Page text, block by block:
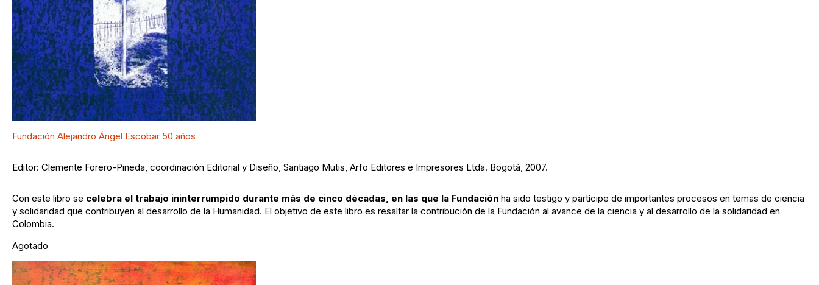
Fundación Alejandro Ángel Escobar 50 años
Editor: Clemente Forero-Pineda, coordinación Editorial y Diseño, Santiago Mutis, Arfo Editores e Impresores Ltda. Bogotá, 2007.
Con este libro se celebra el trabajo ininterrumpido durante más de cinco décadas, en las que la Fundaciónha sido testigo y partícipe de importantes procesos en temas de ciencia
y solidaridad que contribuyen al desarrollo de la Humanidad. El objetivo de este libro es resaltar la contribución de la Fundación al avance de la ciencia y al desarrollo de la solidaridad en
Colombia.
Agotado